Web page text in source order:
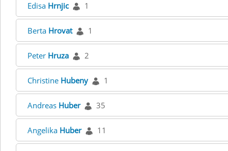
Edisa Hrnjic 1
Berta Hrovat 1
Peter Hruza 2
Christine Hubeny 1
Andreas Huber 35
Angelika Huber 11